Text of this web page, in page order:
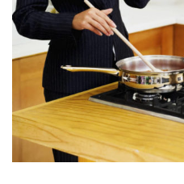
Media Kit